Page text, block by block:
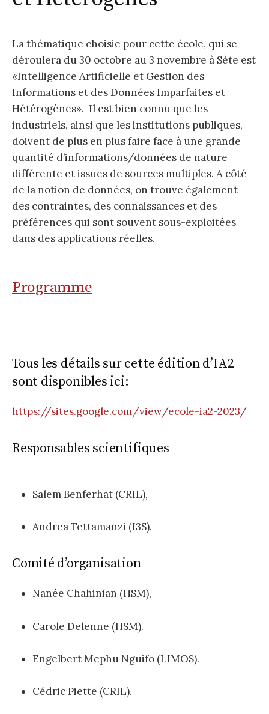
La thématique choisie pour cette école, qui se
déroulera du 30 octobre au 3 novembre à Sète est
«Intelligence Artificielle et Gestion des
Informations et des Données Imparfaites et
Hétérogènes». Il est bien connu que les
industriels, ainsi que les institutions publiques,
doivent de plus en plus faire face à une grande
quantité d’informations/données de nature
différente et issues de sources multiples. A côté
de la notion de données, on trouve également
des contraintes, des connaissances et des
préférences qui sont souvent sous-exploitées
dans des applications réelles.
Programme
Tous les détails sur cette édition d’IA2
sont disponibles ici:
https://sites.google.com/view/ecole-ia2-2023/
Responsables scientifiques
Salem Benferhat (CRIL),
Andrea Tettamanzi (I3S).
Comité d’organisation
Nanée Chahinian (HSM),
Carole Delenne (HSM).
Engelbert Mephu Nguifo (LIMOS).
Cédric Piette (CRIL).